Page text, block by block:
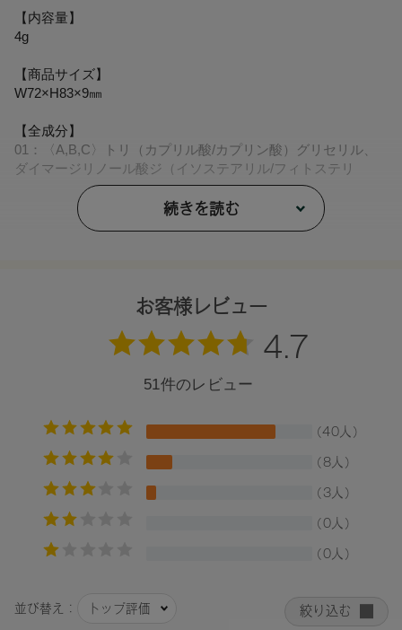
【内容量】
4g
【商品サイズ】
W72×H83×9㎜
【全成分】
01：〈A,B,C〉トリ（カプリル酸/カプリン酸）グリセリル、
ダイマージリノール酸ジ（イソステアリル/フィトステリ
ル）、タルク、シリカ、カルナウバロウ、ダイマージリノー
ル酸ダイマージリノレイルビス（ベヘニル/イソステアリル/フ
ィトステリル）、アルガニアスピノサ核油、カニナバラ果実
〈D〉タルク、トリエチルヘキサノイン、リンゴ酸ジイソステ
アリル、トリイソステアリン酸ポリグリセリル-２、イソステ
アリン酸水添ヒマシ油、ラウリン酸亜鉛、アルガニアスピノ
サ核油、カニナバラ果実油、ローズマリー葉エキス、スクワ
ラン、トコフェロール、ＢＧ、水、マイカ、酸化鉄、酸化チ
02：トリ（カプリル酸/カプリン酸）グリセリル、タルク、ダ
イマージリノール酸ジ（イソステアリル/フィトステリル）、
カルナウバロウ、ダイマージリノール酸ダイマージリノレイ
ルビス（ベヘニル/イソステアリル/フィトステリル）、アルガ
ニアスピノサ核油、カニナバラ果実油、ローズマリー葉エキ
ス、トコフェロール、エタノール、水、ジパルミチン酸アス
コルビル、シリカ、マイカ、酸化チタン、酸化鉄、ホウケイ
酸（Ｃａ/Ａｌ）、グンジョウ、酸化スズ、赤２２６
03：〈A,B〉タルク、トリエチルヘキサノイン、リンゴ酸ジイ
ソステアリル、トリイソステアリン酸ポリグリセリル-２、イ
続きを読む
お客様レビュー